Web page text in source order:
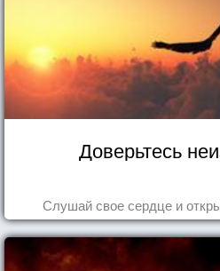
Доверьтесь
Слушай свое сердце и